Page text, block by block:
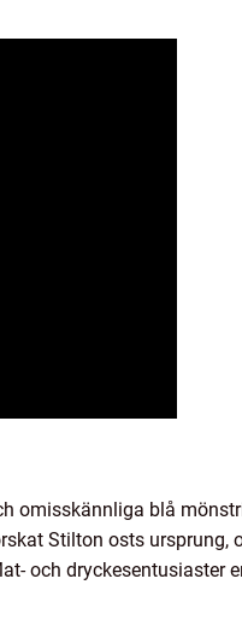
omisskännliga blå
Stilton osts ursprung,
och dryckesentusiaster